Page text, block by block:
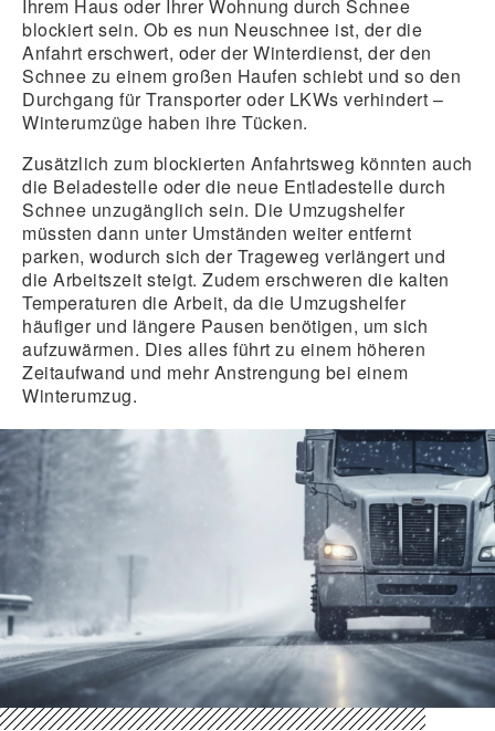
Ihrem Haus oder Ihrer Wohnung durch Schnee
blockiert sein. Ob es nun Neuschnee ist, der die
Anfahrt erschwert, oder der Winterdienst, der den
Schnee zu einem großen Haufen schiebt und so den
Durchgang für Transporter oder LKWs verhindert –
Winterumzüge haben ihre Tücken.
Zusätzlich zum blockierten Anfahrtsweg könnten auch
die Beladestelle oder die neue Entladestelle durch
Schnee unzugänglich sein. Die Umzugshelfer
müssten dann unter Umständen weiter entfernt
parken, wodurch sich der Trageweg verlängert und
die Arbeitszeit steigt. Zudem erschweren die kalten
Temperaturen die Arbeit, da die Umzugshelfer
häufiger und längere Pausen benötigen, um sich
aufzuwärmen. Dies alles führt zu einem höheren
Zeitaufwand und mehr Anstrengung bei einem
Winterumzug.